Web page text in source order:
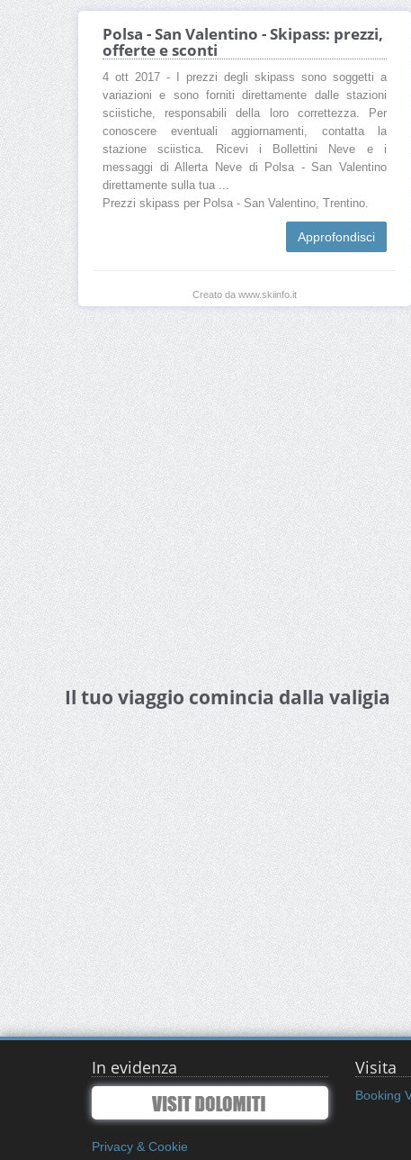
Polsa - San Valentino - Skipass: prezzi,
offerte e sconti
4 ott 2017 - I prezzi degli skipass sono soggetti a
variazioni e sono forniti direttamente dalle stazioni
sciistiche, responsabili della loro correttezza. Per
conoscere eventuali aggiornamenti, contatta la
stazione sciistica. Ricevi i Bollettini Neve e i
messaggi di Allerta Neve di Polsa - San Valentino
direttamente sulla tua ...
Prezzi skipass per Polsa - San Valentino, Trentino.
Approfondisci
Creato da www.skiinfo.it
Il tuo viaggio comincia dalla valigia
In evidenza
Privacy & Cookie
Visita
Booking